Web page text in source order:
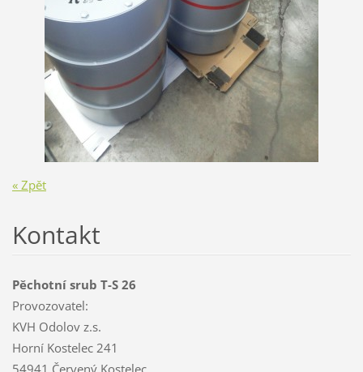
« Zpět
Kontakt
Pěchotní srub T-S 26
Provozovatel:
KVH Odolov z.s.
Horní Kostelec 241
54941 Červený Kostelec